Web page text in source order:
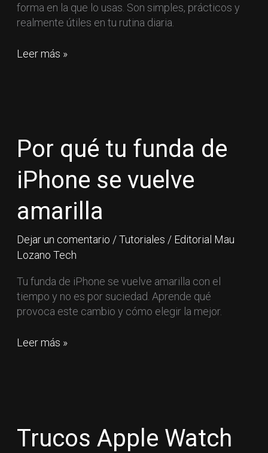
forma en la que lo usas. Son simples, prácticos y
realmente útiles en tu rutina diaria.
Leer más »
Por qué tu funda de
iPhone se vuelve
amarilla
Dejar un comentario /Tutoriales / Editorial Mau
Lozano Tech
Tu funda de iPhone se vuelve amarilla con el
tiempo y no es por suciedad. Aprende qué
provoca este cambio y cómo elegir la mejor.
tu
funda
de
iPhone
vuelve
Leer más »
Trucos Apple Watch
Watch
que